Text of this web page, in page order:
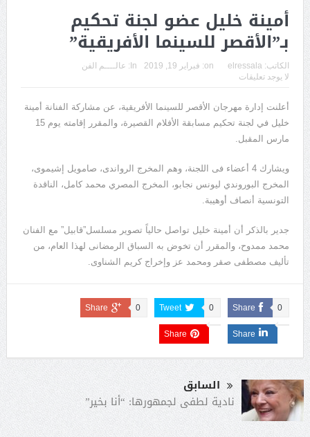
أمينة خليل عضو لجنة تحكيم
بـ”الأقصر للسينما الأفريقية”‎
الكاتب: elressala
on: فبراير 19, 2019 In:
عالــــم الفن
لا يوجد تعليقات
أعلنت إدارة مهرجان الأقصر للسينما الأفريقية، عن مشاركة الفنانة أمينة
خليل في لجنة تحكيم مسابقة الأفلام القصيرة، والمقرر إقامته يوم 15
مارس المقبل.
ويشارك 4 أعضاء فى اللجنة، وهم المخرج الرواندى، صامويل إشيموى،
المخرج البوروندي ليونس نجابو، المخرج المصري محمد كامل، الناقدة
التونسية أنصاف أوهيبة.
جدير بالذكر أن أمينة خليل تواصل حالياً تصوير مسلسل”قابيل” مع الفنان
محمد ممدوح، والمقرر أن تخوض به السباق الرمضانى لهذا العام، من
تأليف مصطفى صقر ومحمد عز وإخراج كريم الشناوى.
Share 0
Tweet 0
Share 0
Share
Share
السابق
نادية لطفى لجمهورها: “أنا بخير”